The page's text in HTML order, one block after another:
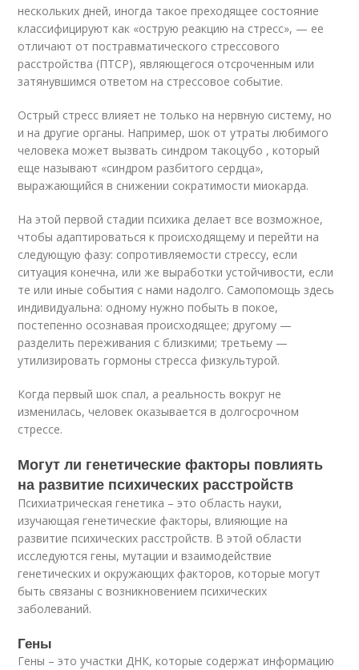
нескольких дней, иногда такое преходящее состояние
классифицируют как «острую реакцию на стресс», — ее
отличают от постравматического стрессового
расстройства (ПТСР), являющегося отсроченным или
затянувшимся ответом на стрессовое событие.
Острый стресс влияет не только на нервную систему, но
и на другие органы. Например, шок от утраты любимого
человека может вызвать синдром такоцубо , который
еще называют «синдром разбитого сердца»,
выражающийся в снижении сократимости миокарда.
На этой первой стадии психика делает все возможное,
чтобы адаптироваться к происходящему и перейти на
следующую фазу: сопротивляемости стрессу, если
ситуация конечна, или же выработки устойчивости, если
те или иные события с нами надолго. Самопомощь здесь
индивидуальна: одному нужно побыть в покое,
постепенно осознавая происходящее; другому —
разделить переживания с близкими; третьему —
утилизировать гормоны стресса физкультурой.
Когда первый шок спал, а реальность вокруг не
изменилась, человек оказывается в долгосрочном
стрессе.
Могут ли генетические факторы повлиять
на развитие психических расстройств
Психиатрическая генетика – это область науки,
изучающая генетические факторы, влияющие на
развитие психических расстройств. В этой области
исследуются гены, мутации и взаимодействие
генетических и окружающих факторов, которые могут
быть связаны с возникновением психических
заболеваний.
Гены
Гены – это участки ДНК, которые содержат информацию